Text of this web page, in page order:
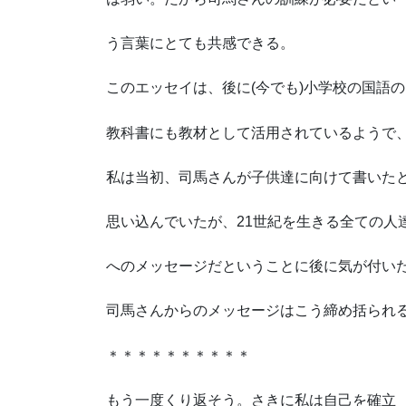
う言葉にとても共感できる。
このエッセイは、後に(今でも)小学校の国語の
教科書にも教材として活用されているようで、
私は当初、司馬さんが子供達に向けて書いた
思い込んでいたが、21世紀を生きる全ての人
へのメッセージだということに後に気が付いた
司馬さんからのメッセージはこう締め括られる
＊＊＊＊＊＊＊＊＊＊
もう一度くり返そう。さきに私は自己を確立